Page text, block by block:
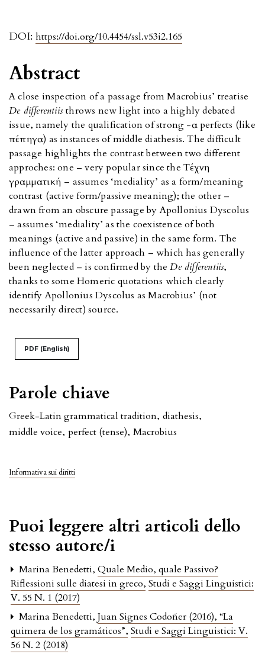
DOI: https://doi.org/10.4454/ssl.v53i2.165
Parole chiave
Greek-Latin grammatical tradition, diathesis,
middle voice, perfect (tense), Macrobius
Informativa sui diritti
Abstract
A close inspection of a passage from Macrobius’ treatise
De differentiisthrows new light into a highly debated
issue, namely the qualification of strong -α perfects (like
πέπηγα) as instances of middle diathesis. The difficult
passage highlights the contrast between two different
approches: one – very popular since the Tέχνη
γραμματική – assumes ‘mediality’ as a form/meaning
contrast (active form/passive meaning); the other –
drawn from an obscure passage by Apollonius Dyscolus
– assumes ‘mediality’ as the coexistence of both
meanings (active and passive) in the same form. The
influence of the latter approach – which has generally
been neglected – is confirmed by theDe differentiis,
thanks to some Homeric quotations which clearly
identify Apollonius Dyscolus as Macrobius’ (not
necessarily direct) source.
PDF (English)
Puoi leggere altri articoli dello
stesso autore/i
Marina Benedetti, Quale Medio, quale Passivo?
Riflessioni sulle diatesi in greco, Studi e Saggi Linguistici:
V. 55 N. 1 (2017)
Marina Benedetti, Juan Signes Codoñer (2016), “La
quimera de los gramáticos”, Studi e Saggi Linguistici: V.
56 N. 2 (2018)